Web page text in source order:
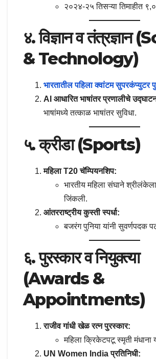
२०२४-२५ तिसऱ्या तिमाहीत
४. विज्ञान व तंत्रज्ञान
& Technology)
भारतातील पहिला क्वांटम सुपरकंप्युटर
AI आधारित भाषांतर प्रणालीचे
भाषांमध्ये तत्काळ भाषांतर सुविधा.
५. क्रीडा (Sports)
महिला T20 चॅम्पियनशिप:
भारतीय महिला संघाने
जिंकली.
आंतरराष्ट्रीय कुस्ती स्पर्धा:
बजरंग पुनिया यांनी सुवर्णपदक
६. पुरस्कार व नियुक्त्या
(Awards &
Appointments)
राजीव गांधी खेळ रत्न पुरस्कार:
महिला क्रिकेटपटू स्मृती मंधाना
UN Women India प्रतिनिधी: